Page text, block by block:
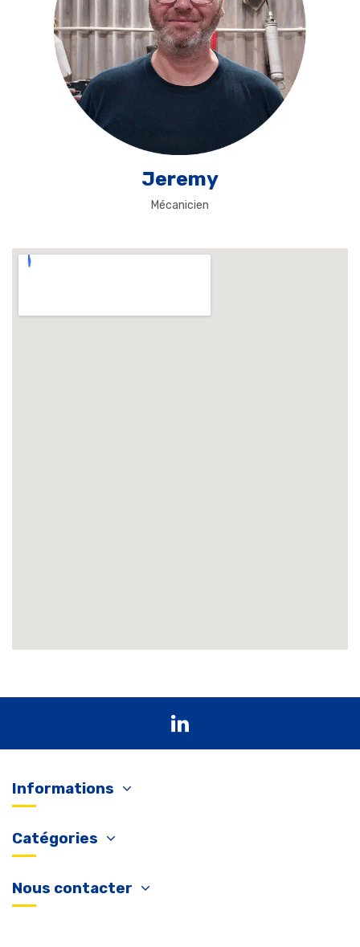
Jeremy
Mécanicien
Informations
Catégories
Nous contacter